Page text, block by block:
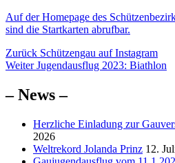
Auf der Homepage des
sind die Startkarten abrufbar.
Beitragsnavigation
Zurück Vorheriger
Beitrag:
Schützengau auf Instagram
Weiter Nächster
Jugendausflug 2023: Biathlon
– News –
Herzliche Einladung zur
2026
Weltrekord Jolanda Prinz 12.